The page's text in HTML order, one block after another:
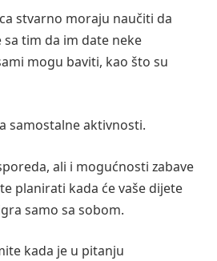
stvarno moraju naučiti da
tim da im date neke
mogu baviti, kao što su
samostalne aktivnosti.
ali i mogućnosti zabave
planirati kada će vaše dijete
samo sa sobom.
kada je u pitanju